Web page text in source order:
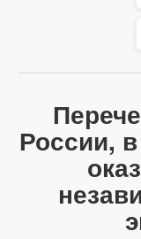
России,